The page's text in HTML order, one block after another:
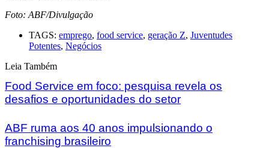
Foto: ABF/Divulgação
TAGS: emprego, food service, geração Z, Juventudes
Potentes, Negócios
Leia Também
Food Service em foco: pesquisa revela os
desafios e oportunidades do setor
ABF ruma aos 40 anos impulsionando o
franchising brasileiro